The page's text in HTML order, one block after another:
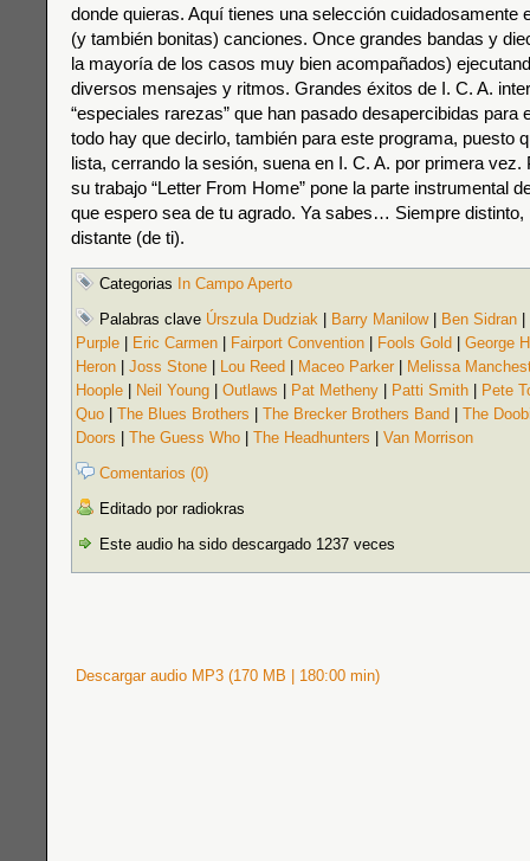
donde quieras. Aquí tienes una selección cuidadosamente
(y también bonitas) canciones. Once grandes bandas y
la mayoría de los casos muy bien acompañados)
diversos mensajes y ritmos. Grandes éxitos de I. C. A.
“especiales rarezas” que han pasado desapercibidas para
todo hay que decirlo, también para este programa, puesto
lista, cerrando la sesión, suena en I. C. A. por primera vez.
su trabajo “Letter From Home” pone la parte instrumental
que espero sea de tu agrado. Ya sabes… Siempre distinto,
distante (de ti).
Categorias In Campo Aperto
Palabras clave Úrszula Dudziak Barry Manilow| Ben Sidran
Purple
Eric Carmen Fairport Convention Fools Gold
George
Heron
Joss Stone Lou Reed Maceo Parker
Melissa
Hoople
Neil Young Outlaws Pat Metheny Patti Smith
Pete
Quo
The Blues Brothers The Brecker Brothers Band
The
Doors
The Guess Who The Headhunters
Van Morrison
Comentarios (0)
Editado por radiokras
Este audio ha sido descargado 1237 veces
Descargar audio MP3 (170 MB | 180:00 min)